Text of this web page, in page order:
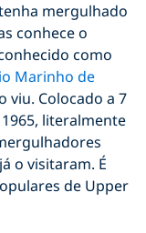
mergulhado
conhece o
como
Marinho de
viu. Colocado a 7
literalmente
o visitaram. É
de Upper